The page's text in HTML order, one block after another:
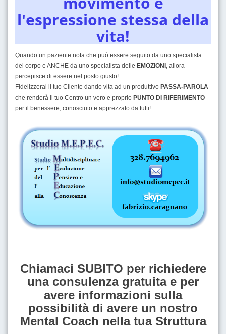
l'espressione stessa della
vita!
Quando un paziente nota che può essere seguito da uno specialista
del corpo e ANCHE da uno specialista delle EMOZIONI , allora
percepisce di essere nel posto giusto!
Fidelizzerai il tuo Cliente dando vita ad un produttivo PASSA-PAROLA
che renderà il tuo Centro un vero e proprio PUNTO DI RIFERIMENTO
per il benessere, conosciuto e apprezzato da tutti!
Chiamaci SUBITO per richiedere
una consulenza gratuita e per
avere informazioni sulla
possibilità di avere un nostro
Mental Coach nella tua Struttura